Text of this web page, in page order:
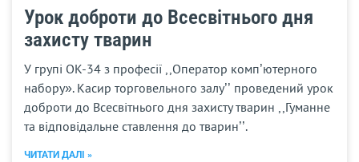
Урок доброти до Всесвітнього дня
захисту тварин
У групі ОК-34 з професії ,,Оператор комп’ютерного
набору». Касир торговельного залу’’ проведений урок
доброти до Всесвітнього дня захисту тварин ,,Гуманне
та відповідальне ставлення до тварин’’.
ЧИТАТИ ДАЛІ »